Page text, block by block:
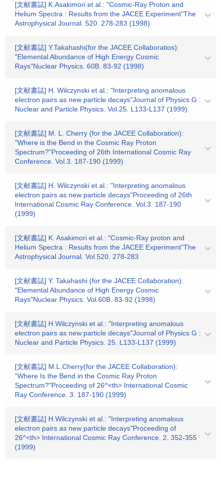
[文献書誌] K.Asakimori et al.: "Cosmic-Ray Proton and
Helium Spectra : Results from the JACEE Experiment"The
Astrophysical Journal. 520. 278-283 (1998)
[文献書誌] Y.Takahashi(for the JACEE Collaboratios):
"Elemental Abundance of High Energy Cosmic
Rays"Nuclear Physics. 60B. 83-92 (1998)
[文献書誌] H. Wilczynski et al.: "Interpreting anomalous
electron pairs as new particle decays"Journal of Physics G :
Nuclear and Particle Physics. Vol.25. L133-L137 (1999)
[文献書誌] M. L. Cherry (for the JACEE Collaboration):
"Where is the Bend in the Cosmic Ray Proton
Spectrum?"Proceeding of 26th International Cosmic Ray
Conference. Vol.3. 187-190 (1999)
[文献書誌] H. Wilczynski et al.: "Interpreting anomalous
electron pairs as new particle decays"Proceeding of 26th
International Cosmic Ray Conference. Vol.3. 187-190
(1999)
[文献書誌] K. Asakimori et al.: "Cosmic-Ray proton and
Helium Spectra : Results from the JACEE Experiment"The
Astrophysical Journal. Vol.520. 278-283
[文献書誌] Y. Takahashi (for the JACEE Collaboration):
"Elemental Abundance of High Energy Cosmic
Rays"Nuclear Physics. Vol.60B. 83-92 (1998)
[文献書誌] H.Wilczynski et al.: "Interpreting anomalous
electron pairs as new particle decays"Journal of Physics G :
Nuclear and Particle Physics. 25. L133-L137 (1999)
[文献書誌] M.L.Cherry(for the JACEE Collaboration):
"Where Is the Bend in the Cosmic Ray Proton
Spectrum?"Proceeding of 26^<th> International Cosmic
Ray Conference. 3. 187-190 (1999)
[文献書誌] H.Wilczynski et al.: "Interpreting anomalous
electron pairs as new particle decays"Proceeding of
26^<th> International Cosmic Ray Conference. 2. 352-355
(1999)